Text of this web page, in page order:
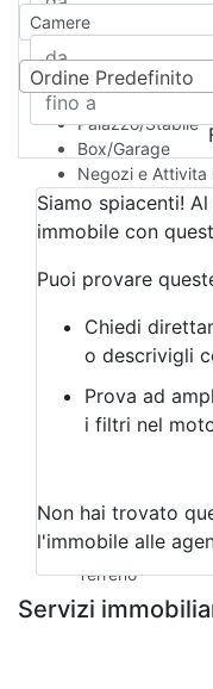
Rustico/Casale
Camera d'Albergo
Multiproprietà
Palazzo/Stabile
Box/Garage
Negozi e Attivita
Qualsiasi
Attività/Licenza
Azienda Agricola
Bar/Ristorante
Albergo
Laboratorio
Negozio/locale
Agriturismo
Magazzini
Qualsiasi
Terreno
Terreno
Camere
Ordine Predefinito
Siamo spiacenti!
immobile con
Puoi provare
Chiedi
o descrivigli
Prova ad
i filtri nel
Non hai trovato
l'immobile alle
Servizi